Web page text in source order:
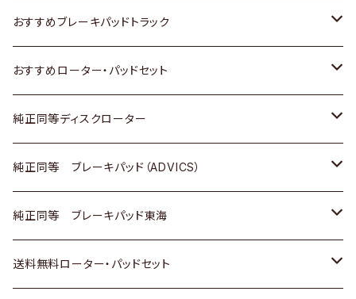
いすゞ
ダイハツ
マツダ
三菱
スバル
日野
日産
いすゞ
ダイハツ
マツダ
三菱
日野
日産
いすゞ
ダイハツ
三菱
日野
三菱ふそう
ホンダ
スズキ
日産
ダイハツ
マツダ
三菱
トヨタ
ホンダ
スズキ
日産
いすゞ
ダイハツ
おすすめブレーキパッドトラック
トヨタ
日産
いすゞ
ダイハツ
マツダ
おすすめローター・パッドセット
トヨタ
ホンダ
スズキ
日産
純正同等ディスクローター
トヨタ
ホンダ
スズキ
純正同等 ブレーキパッド（ADVICS）
トヨタ
ホンダ
純正同等 ブレーキパッド東海
トヨタ
送料無料ローター・パッドセット